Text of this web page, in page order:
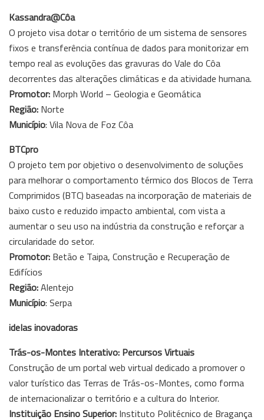
Kassandra@Côa
O projeto visa dotar o território de um sistema de sensores
fixos e transferência contínua de dados para monitorizar em
tempo real as evoluções das gravuras do Vale do Côa
decorrentes das alterações climáticas e da atividade humana.
Promotor: Morph World – Geologia e Geomática
Região: Norte
Município: Vila Nova de Foz Côa
BTCpro
O projeto tem por objetivo o desenvolvimento de soluções
para melhorar o comportamento térmico dos Blocos de Terra
Comprimidos (BTC) baseadas na incorporação de materiais de
baixo custo e reduzido impacto ambiental, com vista a
aumentar o seu uso na indústria da construção e reforçar a
circularidade do setor.
Promotor: Betão e Taipa, Construção e Recuperação de
Edifícios
Região:Alentejo
Município: Serpa
ideIas inovadoras
Trás-os-Montes Interativo: Percursos Virtuais
Construção de um portal web virtual dedicado a promover o
valor turístico das Terras de Trás-os-Montes, como forma
de internacionalizar o território e a cultura do Interior.
Instituição Ensino Superior: Instituto Politécnico de Bragança